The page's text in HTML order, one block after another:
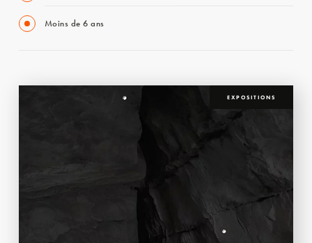
Moins de 6 ans
EXPOSITIONS